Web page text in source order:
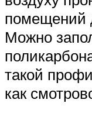
помещений
Можно
такой
как